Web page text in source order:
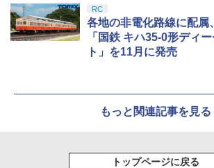
RC
各地の非電化路線に配属
「国鉄 キハ35-0形ディ
ト」を11月に発売
もっと関連記事を見る
トップページに戻る